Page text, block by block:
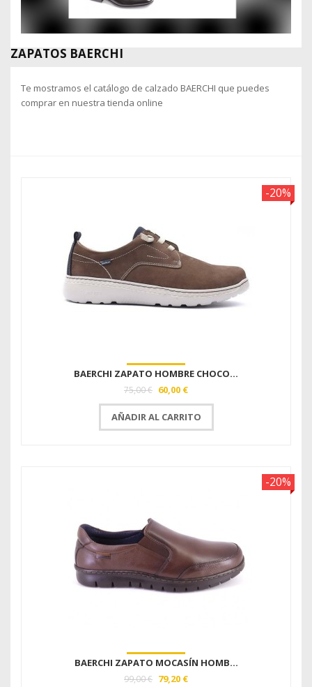
ZAPATOS BAERCHI
Te mostramos el catálogo de calzado BAERCHI que puedes
comprar en nuestra tienda online
-20%
BAERCHI ZAPATO HOMBRE CHOCO...
75,00 € 60,00 €
AÑADIR AL CARRITO
-20%
BAERCHI ZAPATO MOCASÍN HOMB...
99,00 € 79,20 €